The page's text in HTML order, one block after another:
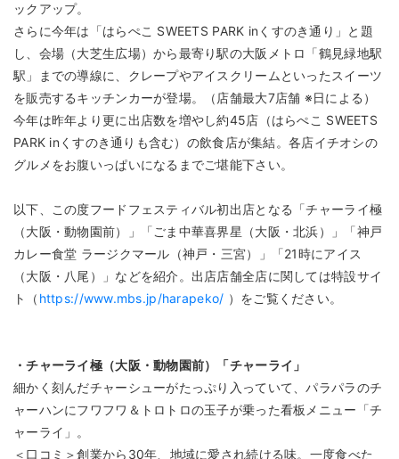
ックアップ。
さらに今年は「はらぺこ SWEETS PARK inくすのき通り」と題
し、会場（大芝生広場）から最寄り駅の大阪メトロ「鶴見緑地駅
駅」までの導線に、クレープやアイスクリームといったスイーツ
を販売するキッチンカーが登場。（店舗最大7店舗 ※日による）
今年は昨年より更に出店数を増やし約45店（はらぺこ SWEETS
PARK inくすのき通りも含む）の飲食店が集結。各店イチオシの
グルメをお腹いっぱいになるまでご堪能下さい。
以下、この度フードフェスティバル初出店となる「チャーライ極
（大阪・動物園前）」「ごま中華喜界星（大阪・北浜）」「神戸
カレー食堂 ラージクマール（神戸・三宮）」「21時にアイス
（大阪・八尾）」などを紹介。出店店舗全店に関しては特設サイ
ト（ https://www.mbs.jp/harapeko/ ）をご覧ください。
・チャーライ極（大阪・動物園前）「チャーライ」
細かく刻んだチャーシューがたっぷり入っていて、パラパラのチ
ャーハンにフワフワ＆トロトロの玉子が乗った看板メニュー「チ
ャーライ」。
＜口コミ＞創業から30年、地域に愛され続ける味。一度食べた